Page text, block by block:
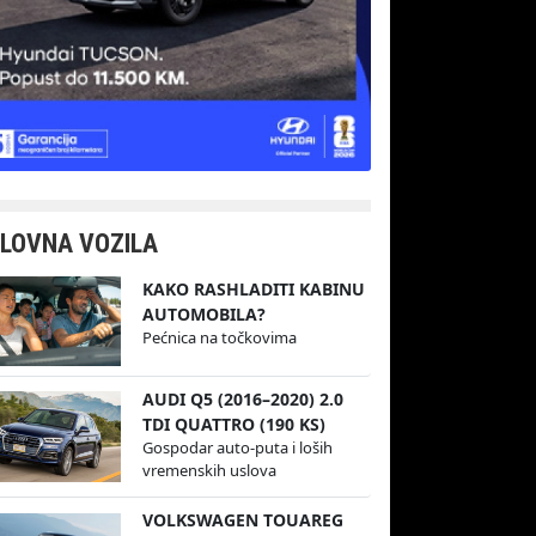
VOZILA
KAKO RASHLADITI KABINU
AUTOMOBILA?
Pećnica na točkovima
AUDI Q5 (2016–2020) 2.0
TDI QUATTRO (190 KS)
Gospodar auto-puta i loših
vremenskih uslova
VOLKSWAGEN TOUAREG